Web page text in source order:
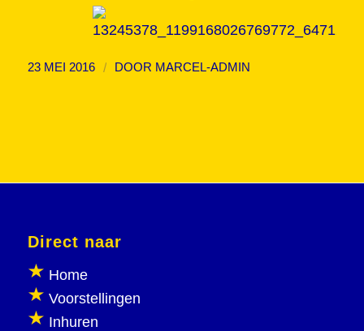
23 MEI 2016 / DOOR MARCEL-ADMIN
Direct naar
Home
Voorstellingen
Inhuren